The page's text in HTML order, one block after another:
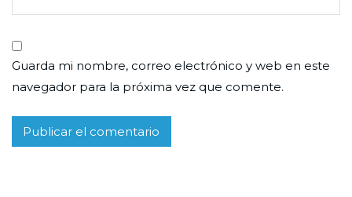
Guarda mi nombre, correo electrónico y web en este
navegador para la próxima vez que comente.